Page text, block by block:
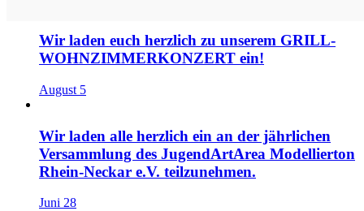
Wir laden euch herzlich zu unserem GRILL-
WOHNZIMMERKONZERT ein!
August 5
Wir laden alle herzlich ein an der jährlichen
Versammlung des JugendArtArea Modellierton
Rhein-Neckar e.V. teilzunehmen.
Juni 28